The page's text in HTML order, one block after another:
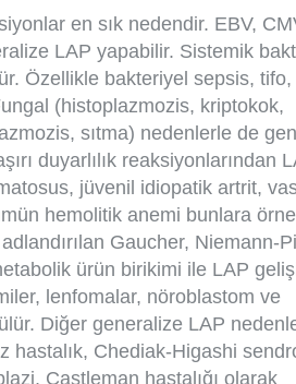
en sık nedendir. EBV,
LAP yapabilir. Sistemik
Özellikle bakteriyel sepsis, tifo,
(histoplazmozis, kriptokok,
sıtma) nedenlerle de
duyarlılık reaksiyonlarından
jüvenil idiopatik artrit,
hemolitik anemi bunlara
Gaucher, Niemann-
ürün birikimi ile LAP
lenfomalar, nöroblastom ve
Diğer generalize LAP
hastalık, Chediak-Higashi
Castleman hastalığı olarak